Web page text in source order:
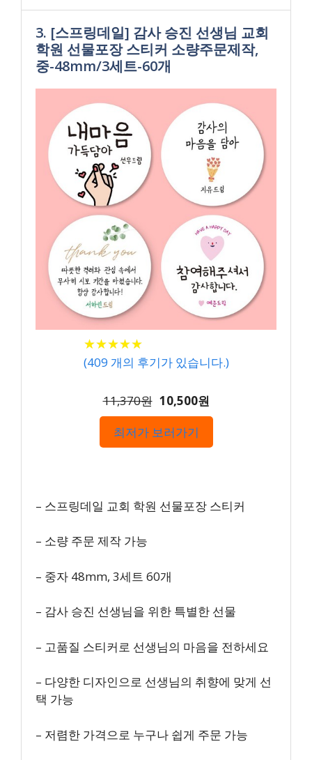
3. [스프링데일] 감사 승진 선생님 교회
학원 선물포장 스티커 소량주문제작,
중-48mm/3세트-60개
★★★★★
★★★★★
(409 개의 후기가 있습니다.)
11,370원 10,500원
최저가 보러가기
– 스프링데일 교회 학원 선물포장 스티커
– 소량 주문 제작 가능
– 중자 48mm, 3세트 60개
– 감사 승진 선생님을 위한 특별한 선물
– 고품질 스티커로 선생님의 마음을 전하세요
– 다양한 디자인으로 선생님의 취향에 맞게 선
택 가능
– 저렴한 가격으로 누구나 쉽게 주문 가능